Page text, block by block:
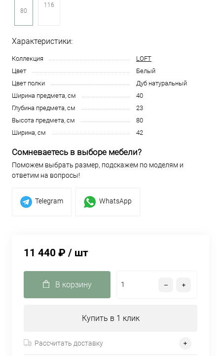
80
116
Характеристики:
Коллекция
LOFT
Цвет
Белый
Цвет полки
Дуб натуральный
Ширина предмета, см
40
Глубина предмета, см
23
Высота предмета, см
80
Ширина, см
42
Сомневаетесь в выборе мебели?
Поможем выбрать размер, подскажем по моделям и
ответим на вопросы!
Telegram WhatsApp
11 440 ₽ / шт
В корзину
Купить в 1 клик
Рассчитать доставку